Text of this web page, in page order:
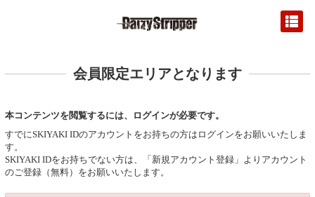
会員限定エリアとなります
本コンテンツを閲覧するには、ログインが必要です。
すでにSKIYAKI IDのアカウントをお持ちの方はログインをお願いいたしま
す。
SKIYAKI IDをお持ちでない方は、「新規アカウント登録」よりアカウント
のご登録（無料）をお願いいたします。